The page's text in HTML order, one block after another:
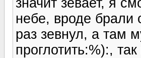
небе, вроде брали
раз зевнул, а там
проглотить:%):,